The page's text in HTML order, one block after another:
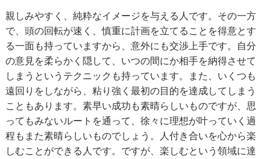
親しみやすく、純粋なイメージを与える人です。その一方
で、頭の回転が速く、慎重に計画を立てることを得意とす
る一面も持っていますから、意外にも交渉上手です。自分
の意見を柔らかく隠して、いつの間にか相手を納得させて
しまうというテクニックも持っています。また、いくつも
遠回りをしながら、粘り強く最初の目的を達成してしまう
こともあります。素早い成功も素晴らしいものですが、思
ってもみないルートを通って、徐々に理想が叶っていく過
程もまた素晴らしいものでしょう。人付き合いを心から楽
しむことができる人です。ですが、楽しむという領域に達